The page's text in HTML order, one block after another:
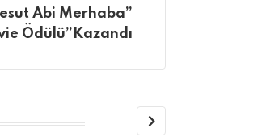
Abi Merhaba”
Ödülü”Kazandı